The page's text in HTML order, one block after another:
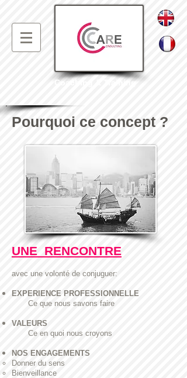
Coaching & Training
Pourquoi ce concept ?
UNE RENCONTRE
avec une volonté de conjuguer:
EXPERIENCE PROFESSIONNELLE
Ce que nous savons faire
VALEURS
Ce en quoi nous croyons
NOS ENGAGEMENTS
Donner du sens
Bienveillance